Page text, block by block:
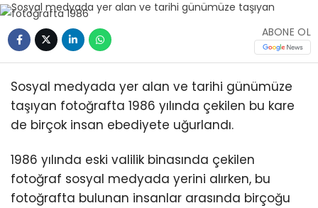
ABONE OL
Sosyal medyada yer alan ve tarihi günümüze
taşıyan fotoğrafta 1986 yılında çekilen bu kare
de birçok insan ebediyete uğurlandı.
1986 yılında eski valilik binasında çekilen
fotoğraf sosyal medyada yerini alırken, bu
fotoğrafta bulunan insanlar arasında birçoğu